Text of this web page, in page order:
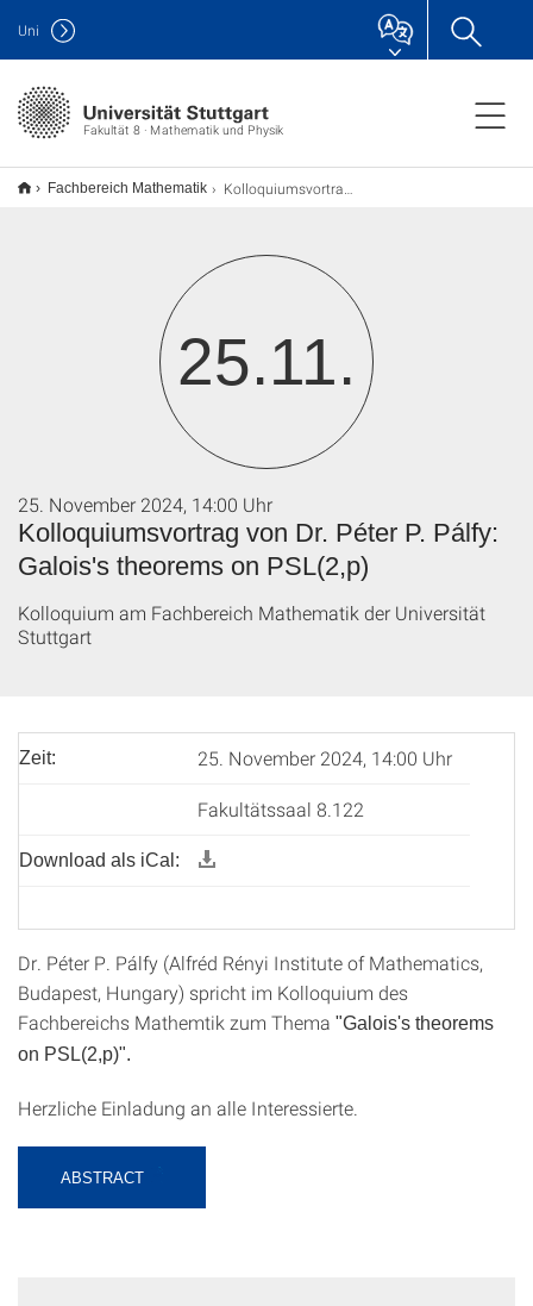
Fakultät 8 · Mathematik und Physik
Uni
Fachbereich Mathematik Kolloquiumsvortrag von Dr. Péter P. Pálfy: Galois's theorems on PSL(2,p)
25.11.
Kolloquiumsvortrag von Dr. Péter P. Pálfy:
Galois's theorems on PSL(2,p)
25. November 2024, 14:00 Uhr
Kolloquium am Fachbereich Mathematik der Universität
Stuttgart
Zeit: 25. November 2024, 14:00 Uhr
Fakultätssaal 8.122
Download als iCal:
Dr. Péter P. Pálfy (Alfréd Rényi Institute of Mathematics,
Budapest, Hungary) spricht im Kolloquium des
Fachbereichs Mathemtik zum Thema "Galois's theorems
on PSL(2,p)".
Herzliche Einladung an alle Interessierte.
ABSTRACT